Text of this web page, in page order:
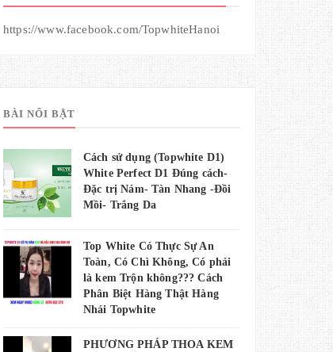
https://www.facebook.com/TopwhiteHanoi
BÀI NỔI BẬT
Cách sử dụng (Topwhite D1)
White Perfect D1 Đúng cách-
Đặc trị Nám- Tàn Nhang -Đồi
Mồi- Trắng Da
Top White Có Thực Sự An
Toàn, Có Chì Không, Có phải
là kem Trộn không??? Cách
Phân Biệt Hàng Thật Hàng
Nhái Topwhite
PHƯƠNG PHÁP THOA KEM